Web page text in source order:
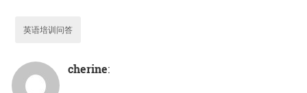
英语培训问答
cherine: